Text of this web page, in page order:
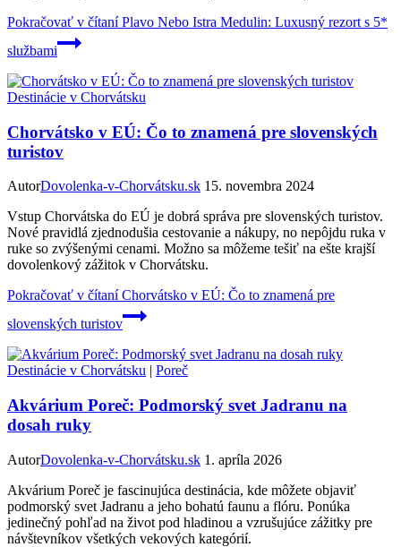
Pokračovať v čítaníPlavo Nebo Istra Medulin: Luxusný rezort s 5*
službami
Destinácie v Chorvátsku
Chorvátsko v EÚ: Čo to znamená pre slovenských
turistov
AutorDovolenka-v-Chorvátsku.sk 15. novembra 2024
Vstup Chorvátska do EÚ je dobrá správa pre slovenských turistov.
Nové pravidlá zjednodušia cestovanie a nákupy, no nepôjdu ruka v
ruke so zvýšenými cenami. Možno sa môžeme tešiť na ešte krajší
dovolenkový zážitok v Chorvátsku.
Pokračovať v čítaníChorvátsko v EÚ: Čo to znamená pre
slovenských turistov
Destinácie v Chorvátsku | Poreč
Akvárium Poreč: Podmorský svet Jadranu na
dosah ruky
AutorDovolenka-v-Chorvátsku.sk 1. apríla 2026
Akvárium Poreč je fascinujúca destinácia, kde môžete objaviť
podmorský svet Jadranu a jeho bohatú faunu a flóru. Ponúka
jedinečný pohľad na život pod hladinou a vzrušujúce zážitky pre
návštevníkov všetkých vekových kategórií.